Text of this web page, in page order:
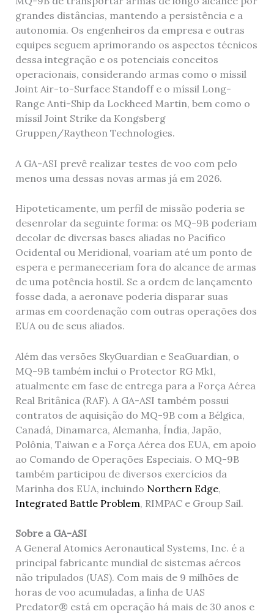
grandes distâncias, mantendo a persistência e a
autonomia. Os engenheiros da empresa e outras
equipes seguem aprimorando os aspectos técnicos
dessa integração e os potenciais conceitos
operacionais, considerando armas como o míssil
Joint Air-to-Surface Standoff e o míssil Long-
Range Anti-Ship da Lockheed Martin, bem como o
míssil Joint Strike da Kongsberg
Gruppen/Raytheon Technologies.
A GA-ASI prevê realizar testes de voo com pelo
menos uma dessas novas armas já em 2026.
Hipoteticamente, um perfil de missão poderia se
desenrolar da seguinte forma: os MQ-9B poderiam
decolar de diversas bases aliadas no Pacífico
Ocidental ou Meridional, voariam até um ponto de
espera e permaneceriam fora do alcance de armas
de uma potência hostil. Se a ordem de lançamento
fosse dada, a aeronave poderia disparar suas
armas em coordenação com outras operações dos
EUA ou de seus aliados.
Além das versões SkyGuardian e SeaGuardian, o
MQ-9B também inclui o Protector RG Mk1,
atualmente em fase de entrega para a Força Aérea
Real Britânica (RAF). A GA-ASI também possui
contratos de aquisição do MQ-9B com a Bélgica,
Canadá, Dinamarca, Alemanha, Índia, Japão,
Polônia, Taiwan e a Força Aérea dos EUA, em apoio
ao Comando de Operações Especiais. O MQ-9B
também participou de diversos exercícios da
Marinha dos EUA, incluindo Northern Edge,
Integrated Battle Problem, RIMPAC e Group Sail.
Sobre a GA-ASI
A General Atomics Aeronautical Systems, Inc. é a
principal fabricante mundial de sistemas aéreos
não tripulados (UAS). Com mais de 9 milhões de
horas de voo acumuladas, a linha de UAS
Predator® está em operação há mais de 30 anos e